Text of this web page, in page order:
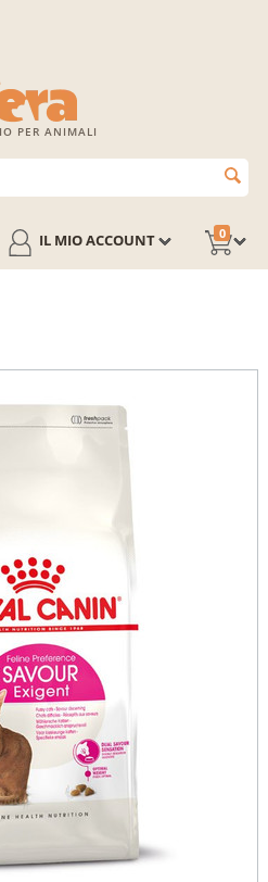
PER ANIMALI
0
IL MIO ACCOUNT